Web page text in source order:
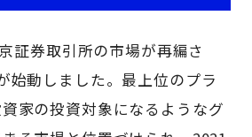
証券取引所の市場が再編さ
始動しました。最上位のプラ
家の投資対象になるようなグ